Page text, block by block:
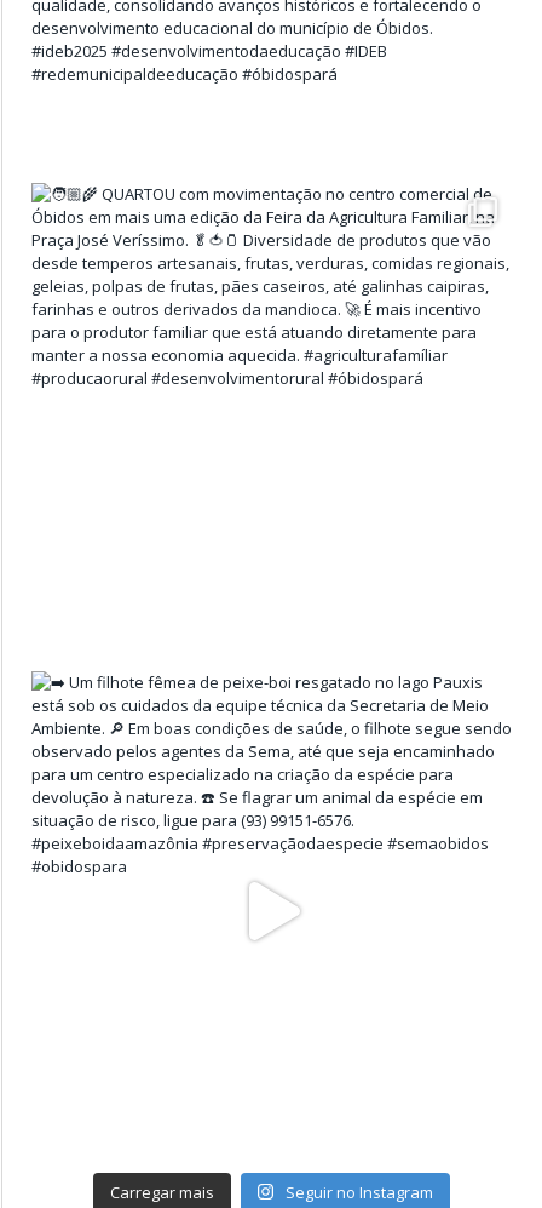
Carregar mais Seguir no Instagram